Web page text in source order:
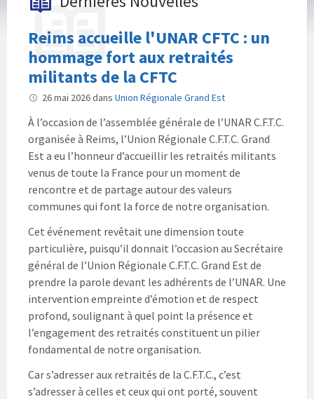
Reims accueille l'UNAR CFTC : un
hommage fort aux retraités
militants de la CFTC
26 mai 2026dans Union Régionale Grand Est
À l’occasion de l’assemblée générale de l’UNAR C.F.T.C.
organisée à Reims, l’Union Régionale C.F.T.C. Grand
Est a eu l’honneur d’accueillir les retraités militants
venus de toute la France pour un moment de
rencontre et de partage autour des valeurs
communes qui font la force de notre organisation.
Cet événement revêtait une dimension toute
particulière, puisqu’il donnait l’occasion au Secrétaire
général de l’Union Régionale C.F.T.C. Grand Est de
prendre la parole devant les adhérents de l’UNAR. Une
intervention empreinte d’émotion et de respect
profond, soulignant à quel point la présence et
l’engagement des retraités constituent un pilier
fondamental de notre organisation.
Car s’adresser aux retraités de la C.F.T.C., c’est
s’adresser à celles et ceux qui ont porté, souvent